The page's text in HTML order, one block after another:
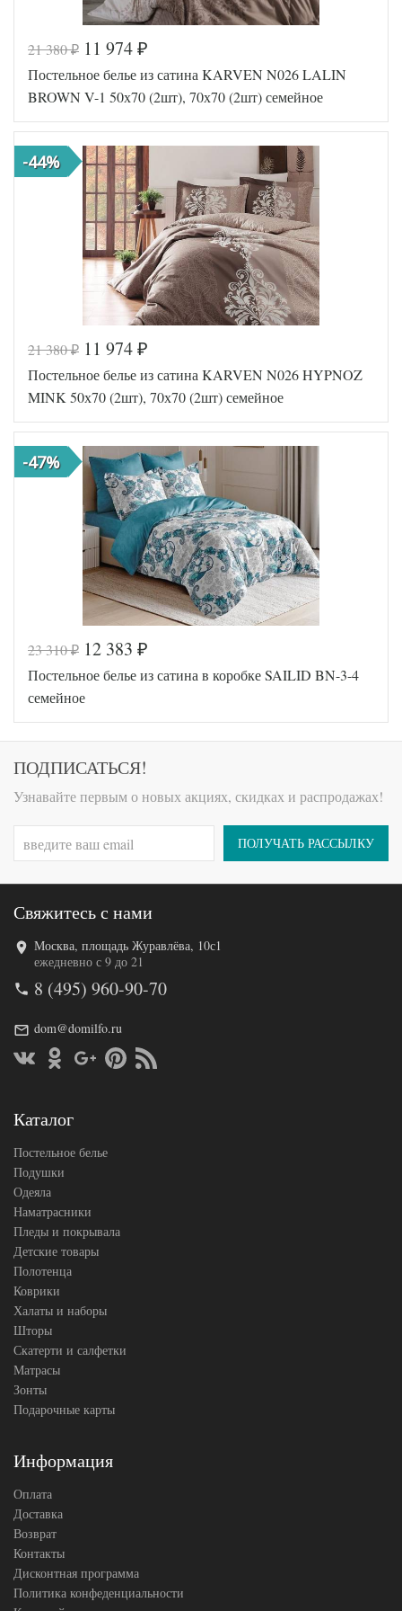
Код товара
516-138
Артикул
TT1635
1
Размер
пододеяльника
160х210
(2шт)
Размер
простыни
220х245
50х70
(2шт)
Производитель
Tango
(Китай)
Код товара
570-401
Артикул
FIR1256
5000138
38
Ткань
Сатин
Размер
пододеяльника
160х220
(2шт)
Размер
240х260
50х70
(2шт),
70х70
(2шт)
Производитель
Karven
(Турция)
21 380₽ 11 974 ₽
Постельное белье из сатина KARVEN N026 LALIN
BROWN V-1 50х70 (2шт), 70х70 (2шт) семейное
-44%
Код товара
570-403
Артикул
FIR1256
Ткань
Сатин
Размер
160х220
Размер
простыни
Размер
(2шт),
70х70
(2шт)
(Турция)
21 380₽ 11 974 ₽
Постельное белье из сатина KARVEN N026 HYPNOZ
MINK 50х70 (2шт), 70х70 (2шт) семейное
-47%
Код товара
573-115
Артикул
N-3-4
Размер
150х215
Размер
240х260
наволочек
Производитель
23 310₽ 12 383 ₽
Постельное белье из сатина в коробке SAILID BN-3-4
семейное
ПОДПИСАТЬСЯ!
Узнавайте первым о новых акциях, скидках и распродажах!
ПОЛУЧАТЬ РАССЫЛКУ
Свяжитесь с нами
Москва, площадь Журавлёва, 10с1
ежедневно с 9 до 21
8 (495) 960-90-70
dom@domilfo.ru
Каталог
Постельное белье
Подушки
Одеяла
Наматрасники
Пледы и покрывала
Детские товары
Полотенца
Коврики
Халаты и наборы
Шторы
Скатерти и салфетки
Матрасы
Зонты
Подарочные карты
Информация
Оплата
Доставка
Возврат
Контакты
Дисконтная программа
Политика конфеденциальности